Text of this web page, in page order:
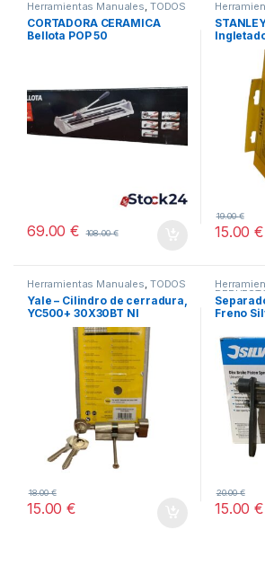
Herramientas Manuales, TODOS
CORTADORA CERAMICA
Bellota POP 50
69.00€ 108.00€ 15.00€
19.00€
Herramientas Manuales, TODOS
Yale – Cilindro de cerradura,
YC500+ 30X30BT NI
15.00€
18.00€
Freno
15.00€
20.00€